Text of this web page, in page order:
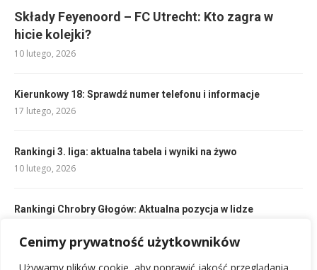
Cenimy prywatność użytkowników
Składy Feyenoord – FC Utrecht: Kto zagra w
hicie kolejki?
10 lutego, 2026
Kierunkowy 18: Sprawdź numer telefonu i informacje
17 lutego, 2026
Rankingi 3. liga: aktualna tabela i wyniki na żywo
10 lutego, 2026
Rankingi Chrobry Głogów: Aktualna pozycja w lidze
Składy: Bristol City – Man City: Kto zagra w podstawowym